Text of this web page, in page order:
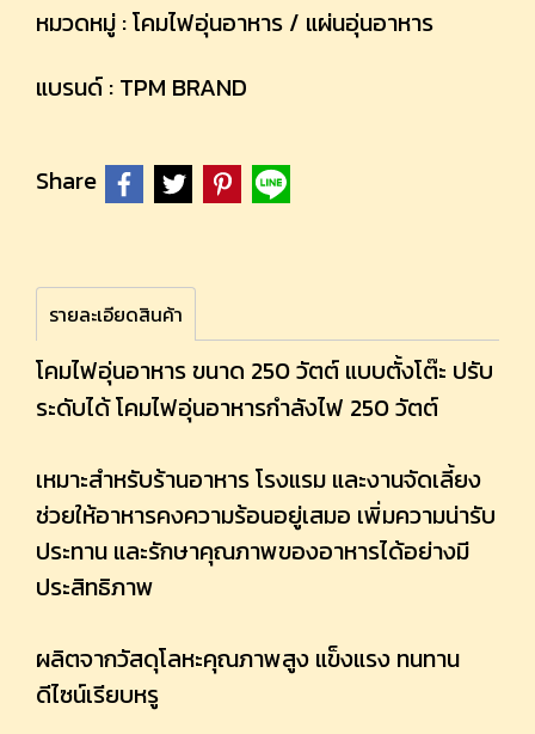
หมวดหมู่ :โคมไฟอุ่นอาหาร / แผ่นอุ่นอาหาร
แบรนด์ : TPM BRAND
Share
รายละเอียดสินค้า
โคมไฟอุ่นอาหาร ขนาด 250 วัตต์ แบบตั้งโต๊ะ ปรับ
ระดับได้ โคมไฟอุ่นอาหารกำลังไฟ 250 วัตต์
เหมาะสำหรับร้านอาหาร โรงแรม และงานจัดเลี้ยง
ช่วยให้อาหารคงความร้อนอยู่เสมอ เพิ่มความน่ารับ
ประทาน และรักษาคุณภาพของอาหารได้อย่างมี
ประสิทธิภาพ
ผลิตจากวัสดุโลหะคุณภาพสูง แข็งแรง ทนทาน
ดีไซน์เรียบหรู